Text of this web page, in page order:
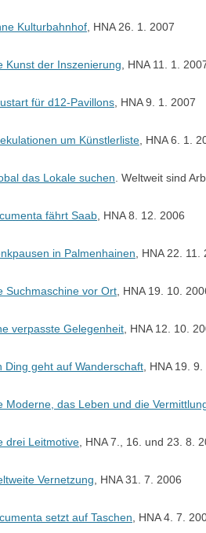
Kulturbahnhof , HNA 26. 1. 2007
Kunst der Inszenierung , HNA 11. 1.
für d12-Pavillons , HNA 9. 1. 2007
um Künstlerliste , HNA 6. 1.
das Lokale suchen . Weltweit sind
fährt Saab , HNA 8. 12. 2006
in Palmenhainen , HNA 22. 11.
Suchmaschine vor Ort , HNA 19. 10.
verpasste Gelegenheit , HNA 12. 10.
Ding geht auf Wanderschaft , HNA 19.
Moderne, das Leben und die
drei Leitmotive , HNA 7., 16. und 23. 8.
Vernetzung , HNA 31. 7. 2006
setzt auf Taschen , HNA 4. 7.